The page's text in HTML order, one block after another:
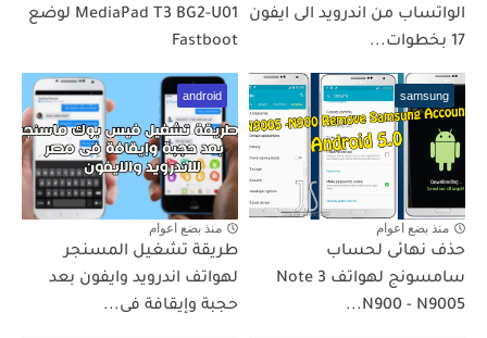
الواتساب من اندرويد الى ايفون
17 بخطوات...
MediaPad T3 BG2-U01 لوضع
Fastboot
samsung
منذ بضع اعوام
حذف نهائى لحساب
سامسونج لهواتف Note 3
N900 - N9005...
android
منذ بضع اعوام
طريقة تشغيل المسنجر
لهواتف اندرويد وايفون بعد
حجبة وإيقافة فى...